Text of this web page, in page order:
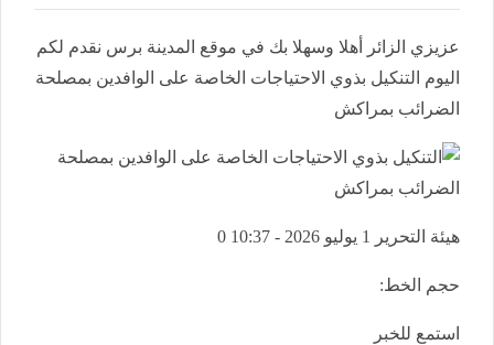
عزيزي الزائر أهلا وسهلا بك في موقع المدينة برس نقدم لكم
اليوم التنكيل بذوي الاحتياجات الخاصة على الوافدين بمصلحة
الضرائب بمراكش
هيئة التحرير 1 يوليو 2026 - 10:37 0
حجم الخط:
استمع للخبر